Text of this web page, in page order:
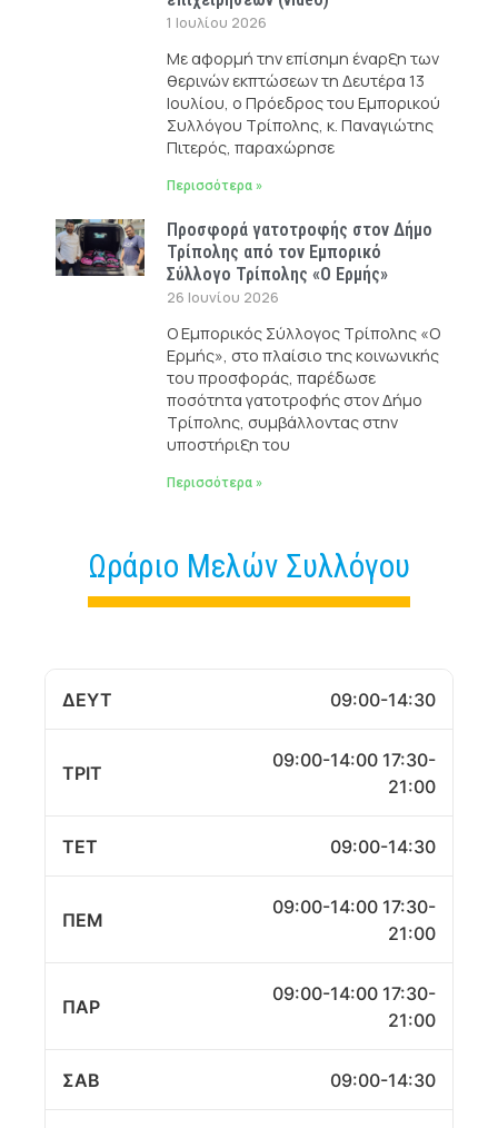
Ωράριο Μελών Συλλόγου
ΔΕΥΤ 09:00-14:30
ΤΡΙΤ
09:00-14:00 17:30-
21:00
ΤΕΤ 09:00-14:30
ΠΕΜ
09:00-14:00 17:30-
21:00
ΠΑΡ
09:00-14:00 17:30-
21:00
ΣΑΒ 09:00-14:30
1 Ιουλίου 2026
Με αφορμή την επίσημη έναρξη των
θερινών εκπτώσεων τη Δευτέρα 13
Ιουλίου, ο Πρόεδρος του Εμπορικού
Συλλόγου Τρίπολης, κ. Παναγιώτης
Πιτερός, παραχώρησε
Περισσότερα »
Προσφορά γατοτροφής στον Δήμο
Τρίπολης από τον Εμπορικό
Σύλλογο Τρίπολης «Ο Ερμής»
26 Ιουνίου 2026
Ο Εμπορικός Σύλλογος Τρίπολης «Ο
Ερμής», στο πλαίσιο της κοινωνικής
του προσφοράς, παρέδωσε
ποσότητα γατοτροφής στον Δήμο
Τρίπολης, συμβάλλοντας στην
υποστήριξη του
Περισσότερα »